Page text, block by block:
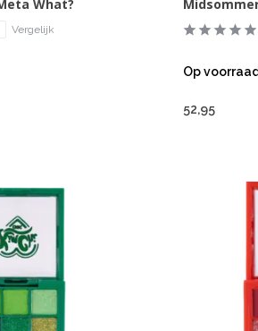
What?
Vergelijk
Op voorraad
52,95